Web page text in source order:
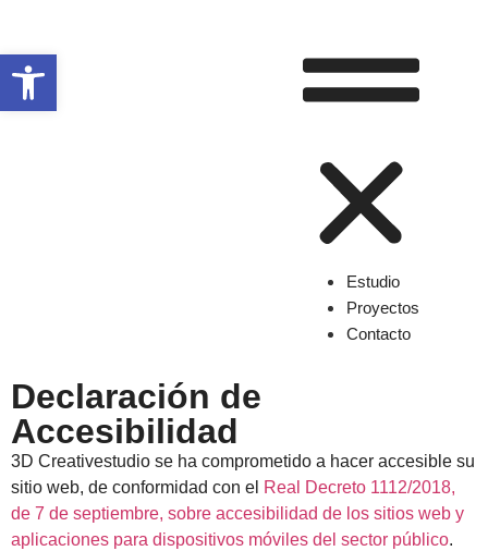
Estudio
Proyectos
Contacto
Declaración de
Accesibilidad
3D Creativestudio se ha comprometido a hacer accesible su
sitio web, de conformidad con el Real Decreto 1112/2018,
de 7 de septiembre, sobre accesibilidad de los sitios web y
aplicaciones para dispositivos móviles del sector público.
Abrir barra de herramientas